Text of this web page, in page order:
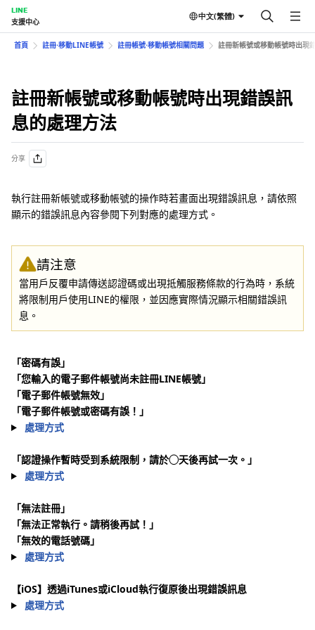
LINE
支援中心
中文(繁體)
首頁 註冊⋅移動LINE帳號 註冊帳號⋅移動帳號相關問題 註冊新帳號或移動帳號時出現
註冊新帳號或移動帳號時出現錯誤訊
息的處理方法
分享
執行註冊新帳號或移動帳號的操作時若畫面出現錯誤訊息，請依照
顯示的錯誤訊息內容參閱下列對應的處理方式。
請注意
當用戶反覆申請傳送認證碼或出現抵觸服務條款的行為時，系統
將限制用戶使用LINE的權限，並因應實際情況顯示相關錯誤訊
息。
「密碼有誤」
「您輸入的電子郵件帳號尚未註冊LINE帳號」
「電子郵件帳號無效」
「電子郵件帳號或密碼有誤！」
處理方式
「認證操作暫時受到系統限制，請於◯天後再試一次。」
處理方式
「無法註冊」
「無法正常執行。請稍後再試！」
「無效的電話號碼」
處理方式
【iOS】透過iTunes或iCloud執行復原後出現錯誤訊息
處理方式